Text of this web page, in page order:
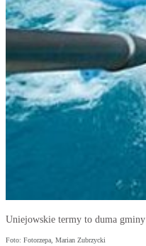
Uniejowskie termy to duma gminy
Foto: Fotorzepa, Marian Zubrzycki